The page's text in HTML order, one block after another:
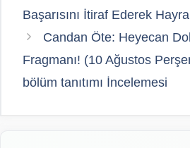
Başarısını İtiraf Ederek
Candan Öte: Heyecan
Fragmanı! (10 Ağustos
bölüm tanıtımı İncelemesi